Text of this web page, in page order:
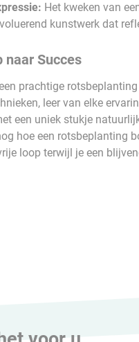
Het kweken van
kunstwerk dat
naar Succes
prachtige
leer van elke
een uniek stukje
hoe een rotsbeplanting
loop terwijl je een